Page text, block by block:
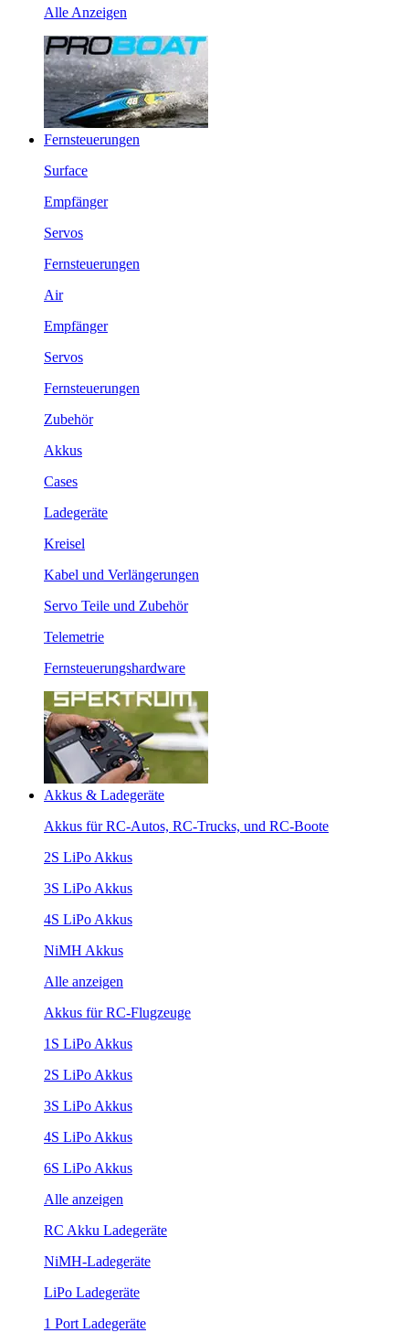
Alle Anzeigen
Fernsteuerungen
Surface
Empfänger
Servos
Fernsteuerungen
Air
Empfänger
Servos
Fernsteuerungen
Zubehör
Akkus
Cases
Ladegeräte
Kreisel
Kabel und Verlängerungen
Servo Teile und Zubehör
Telemetrie
Fernsteuerungshardware
Akkus & Ladegeräte
Akkus für RC-Autos, RC-Trucks, und RC-Boote
2S LiPo Akkus
3S LiPo Akkus
4S LiPo Akkus
NiMH Akkus
Alle anzeigen
Akkus für RC-Flugzeuge
1S LiPo Akkus
2S LiPo Akkus
3S LiPo Akkus
4S LiPo Akkus
6S LiPo Akkus
Alle anzeigen
RC Akku Ladegeräte
NiMH-Ladegeräte
LiPo Ladegeräte
1 Port Ladegeräte